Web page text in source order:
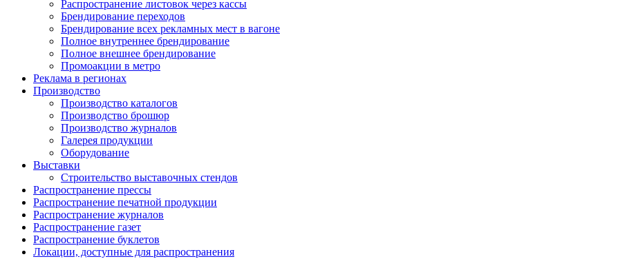
Распространение листовок через кассы
Брендирование переходов
Брендирование всех рекламных мест в вагоне
Полное внутреннее брендирование
Полное внешнее брендирование
Промоакции в метро
Реклама в регионах
Производство
Производство каталогов
Производство брошюр
Производство журналов
Галерея продукции
Оборудование
Выставки
Строительство выставочных стендов
Распространение прессы
Распространение печатной продукции
Распространение журналов
Распространение газет
Распространение буклетов
Локации, доступные для распространения